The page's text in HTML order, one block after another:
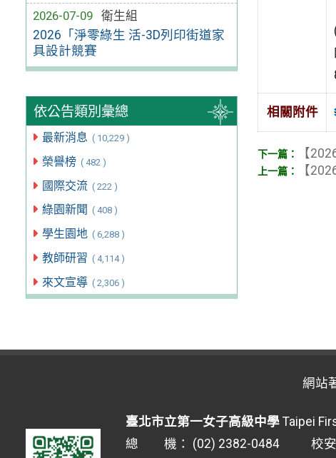
2026-07-09
衛生組
2026「淨零綠生 活-3D列印街道家
具設計競賽
依公告類別彙總
最新消息 ( 10,229 )
榮譽榜 ( 482 )
國際交流 ( 222 )
綠園新聞 ( 408 )
學生園地 ( 6,288 )
教師研習 ( 4,114 )
來文宣導 ( 2,306 )
相關附件
【
【
網站
臺北市立第一女子高級中學 Taipei
總 機： (02) 2382-0484 校安專